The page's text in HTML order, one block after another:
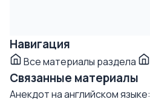
Навигация
Все материалы раздела
Связанные материалы
Анекдот на английском